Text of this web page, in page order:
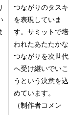
つながりのタスキ
を表現していま
す。サミットで培
われたあたたかな
つながりを次世代
へ受け継いでいこ
うという決意を込
めています。
（制作者コメン